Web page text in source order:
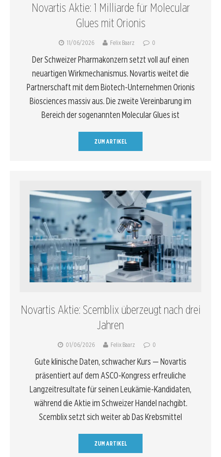
Novartis Aktie: 1 Milliarde für Molecular
Glues mit Orionis
11/06/2026 Felix Baarz 0
Der Schweizer Pharmakonzern setzt voll auf einen
neuartigen Wirkmechanismus. Novartis weitet die
Partnerschaft mit dem Biotech-Unternehmen Orionis
Biosciences massiv aus. Die zweite Vereinbarung im
Bereich der sogenannten Molecular Glues ist
ZUM ARTIKEL
Novartis Aktie: Scemblix überzeugt nach drei
Jahren
01/06/2026 Felix Baarz 0
Gute klinische Daten, schwacher Kurs — Novartis
präsentiert auf dem ASCO-Kongress erfreuliche
Langzeitresultate für seinen Leukämie-Kandidaten,
während die Aktie im Schweizer Handel nachgibt.
Scemblix setzt sich weiter ab Das Krebsmittel
ZUM ARTIKEL